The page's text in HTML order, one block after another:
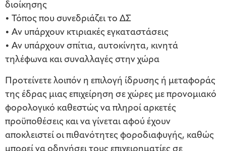
διοίκησης
• Τόπος που συνεδριάζει το ΔΣ
• Αν υπάρχουν κτιριακές εγκαταστάσεις
• Αν υπάρχουν σπίτια, αυτοκίνητα, κινητά
τηλέφωνα και συναλλαγές στην χώρα
Προτείνετε λοιπόν η επιλογή ίδρυσης ή μεταφοράς
της έδρας μιας επιχείρηση σε χώρες με προνομιακό
φορολογικό καθεστώς να πληροί αρκετές
προϋποθέσεις και να γίνεται αφού έχουν
αποκλειστεί οι πιθανότητες φοροδιαφυγής, καθώς